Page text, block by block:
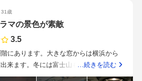
。優しいご対応でした式場の雰囲気、
らのゲストが多くいる方は、前泊もで
ホテルなので、他の宿泊客と下の階で
客はいません。わたしは気になりませ
31歳
マの景色が素敵
3.5
にあります。大きな窓からは横浜から
来ます。冬には富士山も見えるとのこ
42階のスカイバケットという会場を見
…続きを読む